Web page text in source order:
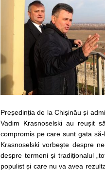
Președinția de la Chișinău și
Vadim Krasnoselski au reușit
compromis pe care sunt gata
Krasnoselski vorbește despre
despre termeni și tradiționalul
populist și care nu va avea